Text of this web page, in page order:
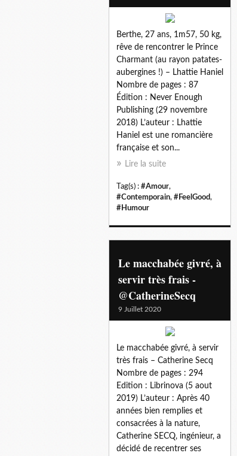
Berthe, 27 ans, 1m57, 50 kg,
rêve de rencontrer le Prince
Charmant (au rayon patates-
aubergines !) – Lhattie Haniel
Nombre de pages : 87
Édition : Never Enough
Publishing (29 novembre
2018) L’auteur : Lhattie
Haniel est une romancière
française et son...
Lire la suite
Tag(s) : #Amour,
#Contemporain, #FeelGood,
#Humour
Le macchabée givré, à
servir très frais -
@CatherineSecq
9 Juillet 2020
Le macchabée givré, à servir
très frais – Catherine Secq
Nombre de pages : 294
Edition : Librinova (5 aout
2019) L’auteur : Après 40
années bien remplies et
consacrées à la nature,
Catherine SECQ, ingénieur, a
décidé de recentrer ses